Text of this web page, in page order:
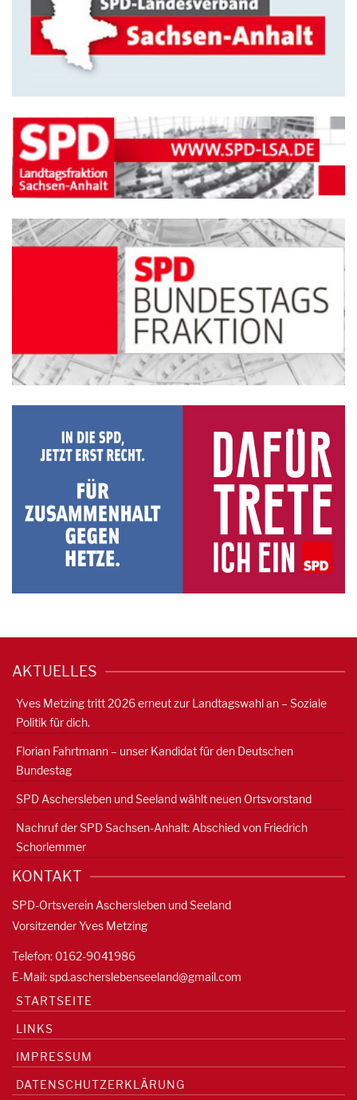
AKTUELLES
Yves Metzing tritt 2026 erneut zur Landtagswahl an – Soziale
Politik für dich.
Florian Fahrtmann – unser Kandidat für den Deutschen
Bundestag
SPD Aschersleben und Seeland wählt neuen Ortsvorstand
Nachruf der SPD Sachsen-Anhalt: Abschied von Friedrich
Schorlemmer
KONTAKT
SPD-Ortsverein Aschersleben und Seeland
Vorsitzender Yves Metzing
Telefon: 0162-9041986
E-Mail:spd.ascherslebenseeland@gmail.com
STARTSEITE
LINKS
IMPRESSUM
DATENSCHUTZERKLÄRUNG